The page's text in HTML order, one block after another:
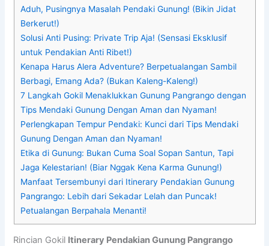
Aduh, Pusingnya Masalah Pendaki Gunung! (Bikin Jidat
Berkerut!)
Solusi Anti Pusing: Private Trip Aja! (Sensasi Eksklusif
untuk Pendakian Anti Ribet!)
Kenapa Harus Alera Adventure? Berpetualangan Sambil
Berbagi, Emang Ada? (Bukan Kaleng-Kaleng!)
7 Langkah Gokil Menaklukkan Gunung Pangrango dengan
Tips Mendaki Gunung Dengan Aman dan Nyaman!
Perlengkapan Tempur Pendaki: Kunci dari Tips Mendaki
Gunung Dengan Aman dan Nyaman!
Etika di Gunung: Bukan Cuma Soal Sopan Santun, Tapi
Jaga Kelestarian! (Biar Nggak Kena Karma Gunung!)
Manfaat Tersembunyi dari Itinerary Pendakian Gunung
Pangrango: Lebih dari Sekadar Lelah dan Puncak!
Petualangan Berpahala Menanti!
Rincian Gokil Itinerary Pendakian Gunung Pangrango